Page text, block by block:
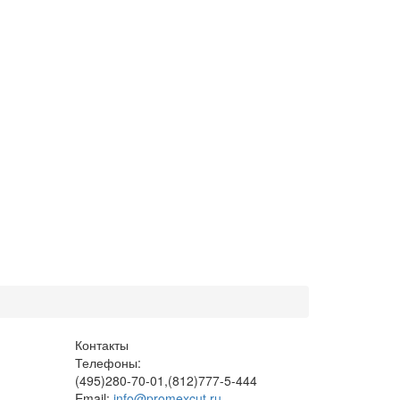
Контакты
Телефоны:
(495)280-70-01,(812)777-5-444